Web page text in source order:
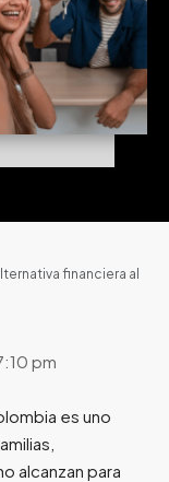
financiera al
pm
es uno
alcanzan para